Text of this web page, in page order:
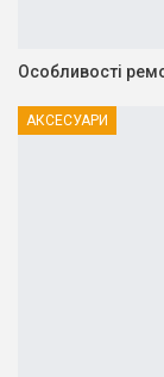
Особливості
АКСЕСУАРИ